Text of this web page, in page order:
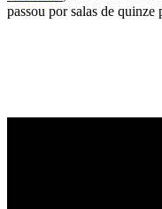
passou por salas de quinze